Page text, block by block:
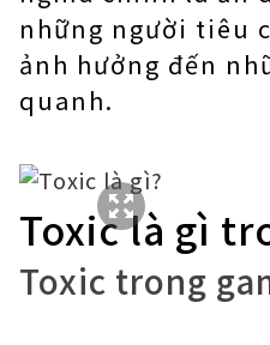
những người tiêu
ảnh hưởng đến
quanh.
Toxic là gì
Toxic trong